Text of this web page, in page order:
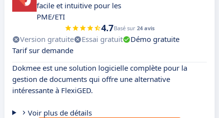
facile et intuitive pour les
PME/ETI
4.7Basé sur 24 avis
Version gratuite Essai gratuit
Démo gratuite
Tarif sur demande
Dokmee est une solution logicielle complète pour la
gestion de documents qui offre une alternative
intéressante à FlexiGED.
Voir plus de détails